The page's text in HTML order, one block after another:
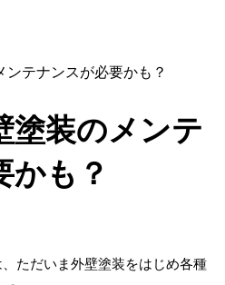
ンテナンスが必要かも？
塗装のメンテ
かも？
ただいま外壁塗装をはじめ各種